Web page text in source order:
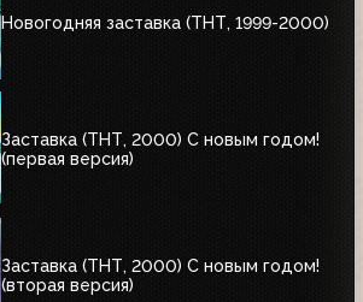
Новогодняя заставка (ТНТ, 1999-2000)
Заставка (ТНТ, 2000) С новым годом!
(первая версия)
Заставка (ТНТ, 2000) С новым годом!
(вторая версия)